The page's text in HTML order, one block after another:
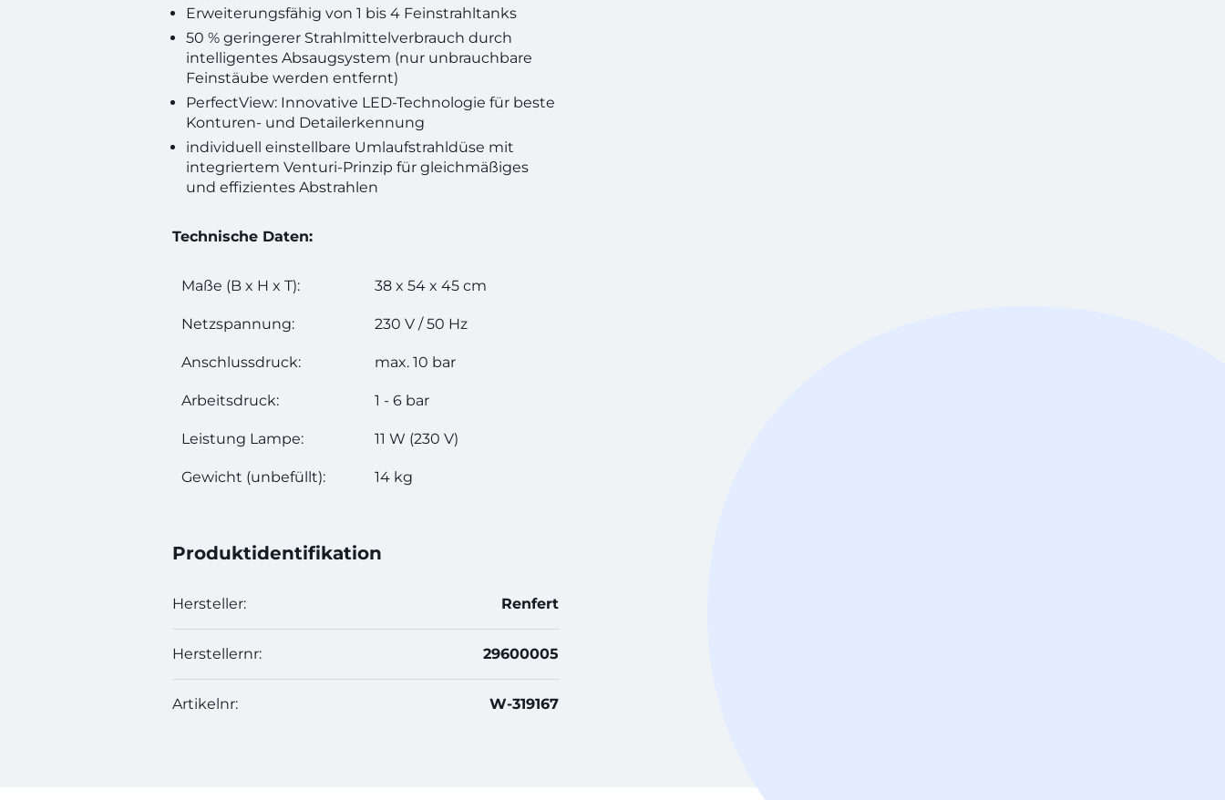
Erweiterungsfähig von 1 bis 4 Feinstrahltanks
50 % geringerer Strahlmittelverbrauch durch
intelligentes Absaugsystem (nur unbrauchbare
Feinstäube werden entfernt)
PerfectView: Innovative LED-Technologie für beste
Konturen- und Detailerkennung
individuell einstellbare Umlaufstrahldüse mit
integriertem Venturi-Prinzip für gleichmäßiges
und effizientes Abstrahlen
Technische Daten:
Maße (B x H x T): 38 x 54 x 45 cm
Netzspannung: 230 V / 50 Hz
Anschlussdruck: max. 10 bar
Arbeitsdruck: 1 - 6 bar
Leistung Lampe: 11 W (230 V)
Gewicht (unbefüllt): 14 kg
Produktidentifikation
Hersteller: Renfert
Herstellernr: 29600005
Artikelnr: W-319167